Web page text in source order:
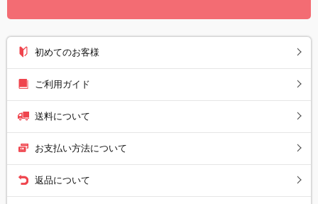
初めてのお客様
ご利用ガイド
送料について
お支払い方法について
返品について